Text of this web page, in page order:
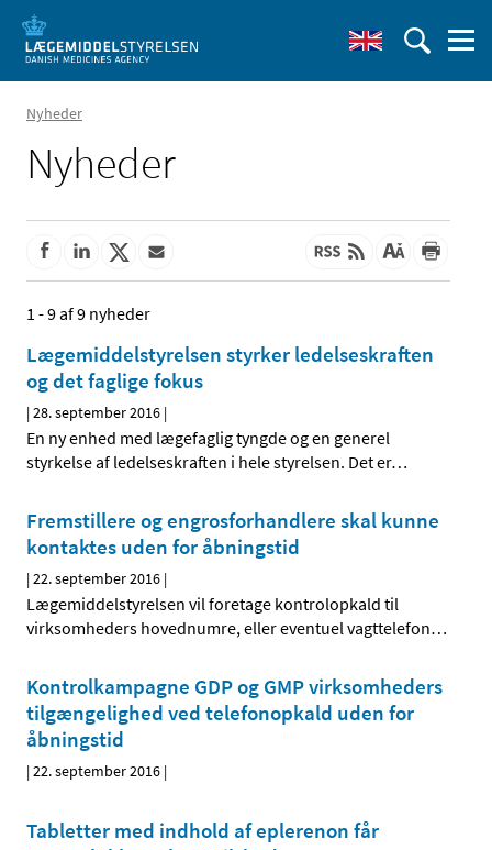
Nyheder
Nyheder
1 - 9 af 9 nyheder
Lægemiddelstyrelsen styrker ledelseskraften
og det faglige fokus
|28. september 2016 |
En ny enhed med lægefaglig tyngde og en generel
styrkelse af ledelseskraften i hele styrelsen. Det er…
Fremstillere og engrosforhandlere skal kunne
kontaktes uden for åbningstid
|22. september 2016 |
Lægemiddelstyrelsen vil foretage kontrolopkald til
virksomheders hovednumre, eller eventuel vagttelefon…
Kontrolkampagne GDP og GMP virksomheders
tilgængelighed ved telefonopkald uden for
åbningstid
|22. september 2016 |
Tabletter med indhold af eplerenon får